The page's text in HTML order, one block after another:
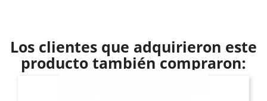
Los clientes que adquirieron este
producto también compraron: